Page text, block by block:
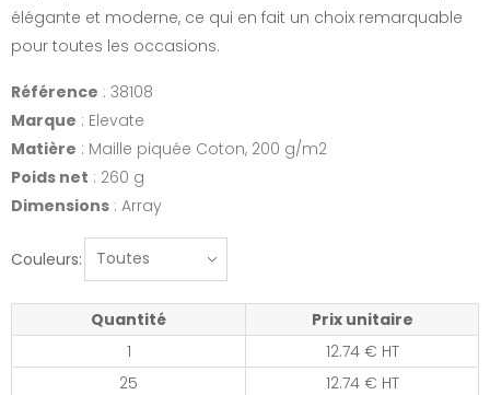
élégante et moderne, ce qui en fait un choix remarquable
pour toutes les occasions.
Référence : 38108
Marque : Elevate
Matière : Maille piquée Coton, 200 g/m2
Poids net : 260 g
Dimensions : Array
Couleurs:
Quantité
Prix unitaire
1
12.74 € HT
25
12.74 € HT